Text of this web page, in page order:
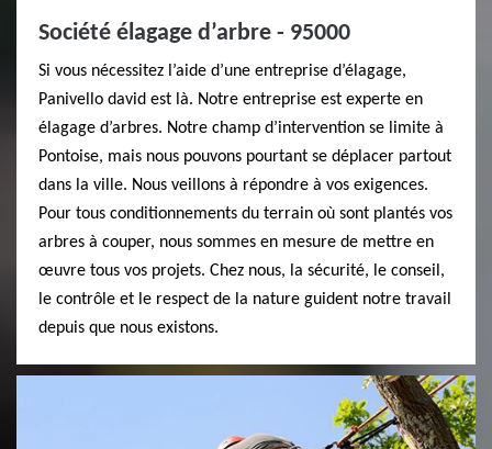
Société élagage d’arbre - 95000
Si vous nécessitez l’aide d’une entreprise d’élagage,
Panivello david est là. Notre entreprise est experte en
élagage d’arbres. Notre champ d’intervention se limite à
Pontoise, mais nous pouvons pourtant se déplacer partout
dans la ville. Nous veillons à répondre à vos exigences.
Pour tous conditionnements du terrain où sont plantés vos
arbres à couper, nous sommes en mesure de mettre en
œuvre tous vos projets. Chez nous, la sécurité, le conseil,
le contrôle et le respect de la nature guident notre travail
depuis que nous existons.